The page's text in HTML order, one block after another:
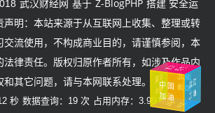
武汉财经网 基于 Z-BlogPHP 搭建 安全运
：本站来源于从互联网上收集、整理或转
交流使用，不构成商业目的，请谨慎参阅，本
法律责任。版权归原作者所有，如涉及作品内
和其它问题，请与本网联系处理。
秒 数据查询：19 次 占用内存：3.99 MB
武汉
加油
中国
加油
湖
北
加
油
中
国
加
油
武汉挺住
中国
加油